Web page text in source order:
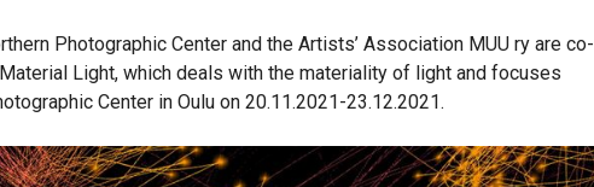
Photographic Center and the Artists’ Association MUU ry are co-
Light, which deals with the materiality of light and focuses
Center in Oulu on 20.11.2021-23.12.2021.